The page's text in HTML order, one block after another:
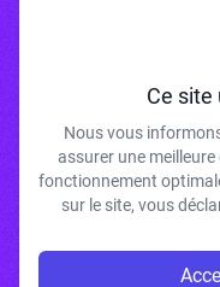
J'accepte de recevoir vos
votre politique
Ce site
Nous vous
assurer une
fonctionnement
sur le site, vous